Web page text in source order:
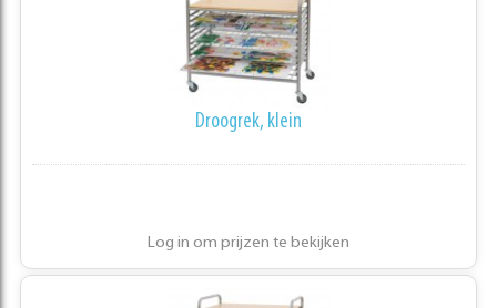
Droogrek, klein
Log in om prijzen te bekijken